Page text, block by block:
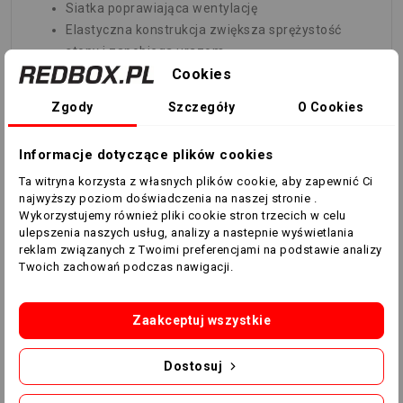
Siatka poprawiająca wentylację
Elastyczna konstrukcja zwiększa sprężystość
stopy i zapobiega urazom
Bezszwowa konstrukcja zmniejsza podrażnienia
antypoślizgowego dopasowania
Skład:
70% poliamid
27% bawełna
3% elastan
Cookies
Zgody Szczegóły O Cookies
Informacje dotyczące plików cookies
Ta witryna korzysta z własnych plików cookie, aby zapewnić Ci
najwyższy poziom doświadczenia na naszej stronie .
Wykorzystujemy również pliki cookie stron trzecich w celu
ulepszenia naszych usług, analizy a nastepnie wyświetlania
reklam związanych z Twoimi preferencjami na podstawie analizy
Twoich zachowań podczas nawigacji.
Dostosuj
Zaakceptuj wszystkie